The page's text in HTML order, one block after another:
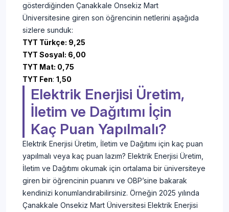
gösterdiğinden Çanakkale Onsekiz Mart
Üniversitesine giren son öğrencinin netlerini aşağıda
sizlere sunduk:
TYT Türkçe: 9,25
TYT Sosyal: 6,00
TYT Mat: 0,75
TYT Fen: 1,50
Elektrik Enerjisi Üretim,
İletim ve Dağıtımı İçin
Kaç Puan Yapılmalı?
Elektrik Enerjisi Üretim, İletim ve Dağıtımı için kaç puan
yapılmalı veya kaç puan lazım? Elektrik Enerjisi Üretim,
İletim ve Dağıtımı okumak için ortalama bir üniversiteye
giren bir öğrencinin puanını ve OBP’sine bakarak
kendinizi konumlandırabilirsiniz. Örneğin 2025 yılında
Çanakkale Onsekiz Mart Üniversitesi Elektrik Enerjisi